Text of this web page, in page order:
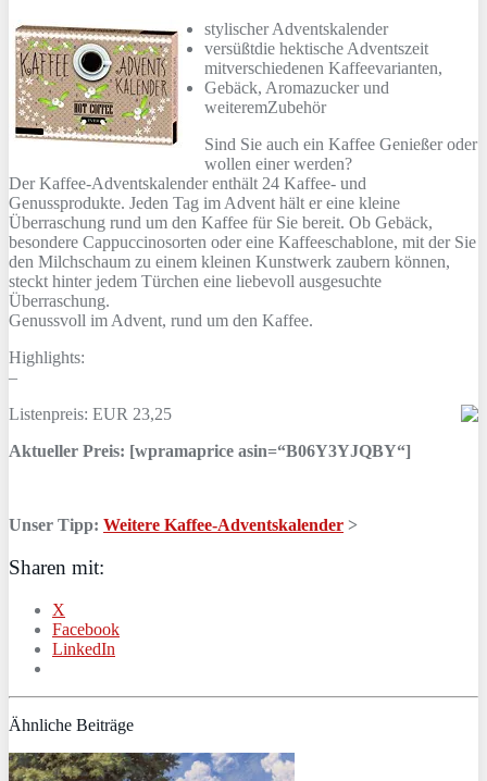
stylischer Adventskalender
versüßtdie hektische Adventszeit
mitverschiedenen Kaffeevarianten,
Gebäck, Aromazucker und
weiteremZubehör
Sind Sie auch ein Kaffee Genießer oder
wollen einer werden?
Der Kaffee-Adventskalender enthält 24 Kaffee- und
Genussprodukte. Jeden Tag im Advent hält er eine kleine
Überraschung rund um den Kaffee für Sie bereit. Ob Gebäck,
besondere Cappuccinosorten oder eine Kaffeeschablone, mit der Sie
den Milchschaum zu einem kleinen Kunstwerk zaubern können,
steckt hinter jedem Türchen eine liebevoll ausgesuchte
Überraschung.
Genussvoll im Advent, rund um den Kaffee.
Highlights:
–
Listenpreis: EUR 23,25
Aktueller Preis: [wpramaprice asin=“B06Y3YJQBY“]
Unser Tipp: Weitere Kaffee-Adventskalender >
Sharen mit:
X
Facebook
LinkedIn
Ähnliche Beiträge